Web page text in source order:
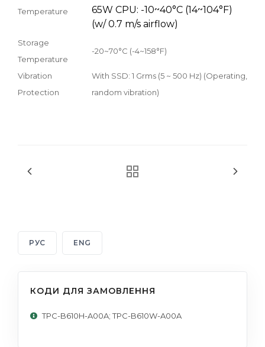
Temperature
65W CPU: -10~40°C (14~104°F)
(w/ 0.7 m/s airflow)
Storage
Temperature
-20~70°C (-4~158°F)
Vibration
Protection
With SSD: 1 Grms (5 ~ 500 Hz) (Operating,
random vibration)
РУС ENG
КОДИ ДЛЯ ЗАМОВЛЕННЯ
TPC-B610H-A00A; TPC-B610W-A00A